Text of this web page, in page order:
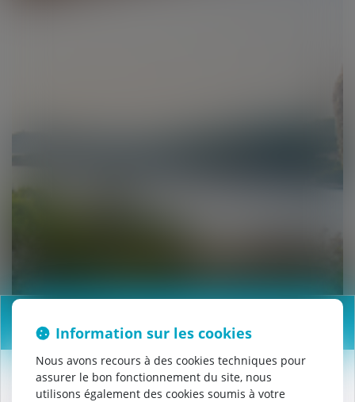
Information sur les cookies
Nous avons recours à des cookies techniques pour
assurer le bon fonctionnement du site, nous
utilisons également des cookies soumis à votre
Information
NOUVEAUTÉ AU CAMPING !